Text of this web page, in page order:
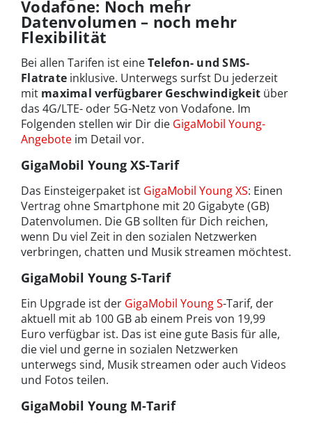
Vodafone: Noch mehr
Datenvolumen – noch mehr
Flexibilität
Bei allen Tarifen ist eineTelefon- und SMS-
Flatrate inklusive. Unterwegs surfst Du jederzeit
mit maximal verfügbarer Geschwindigkeit über
das 4G/LTE- oder 5G-Netz von Vodafone. Im
Folgenden stellen wir Dir die GigaMobil Young-
Angebote im Detail vor.
GigaMobil Young XS-Tarif
Das Einsteigerpaket ist GigaMobil Young XS: Einen
Vertrag ohne Smartphone mit 20 Gigabyte (GB)
Datenvolumen. Die GB sollten für Dich reichen,
wenn Du viel Zeit in den sozialen Netzwerken
verbringen, chatten und Musik streamen möchtest.
GigaMobil Young S-Tarif
Ein Upgrade ist der GigaMobil Young S-Tarif, der
aktuell mit ab 100 GB ab einem Preis von 19,99
Euro verfügbar ist. Das ist eine gute Basis für alle,
die viel und gerne in sozialen Netzwerken
unterwegs sind, Musik streamen oder auch Videos
und Fotos teilen.
GigaMobil Young M-Tarif